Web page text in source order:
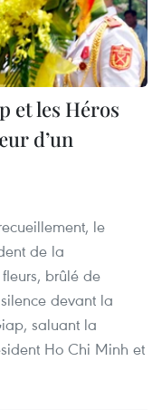
et les Héros
d’un
le
de la
brûlé de
devant la
saluant la
Ho Chi Minh et